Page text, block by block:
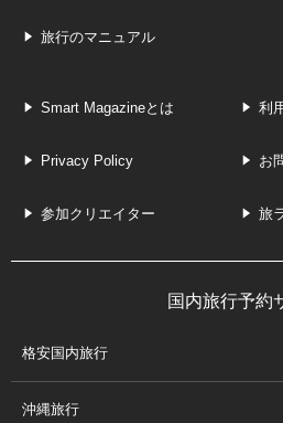
旅行のマニュアル
Smart Magazineとは 利
Privacy Policy お
参加クリエイター 旅
国内旅行予約
格安国内旅行
沖縄旅行